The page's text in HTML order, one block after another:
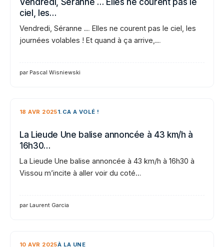
ciel, les…
Vendredi, Séranne … Elles ne courent pas le ciel, les
journées volables ! Et quand à ça arrive,…
par Pascal Wisniewski
18 AVR 20251.CA A VOLÉ !
La Lieude Une balise annoncée à 43 km/h à
16h30…
La Lieude Une balise annoncée à 43 km/h à 16h30 à
Vissou m’incite à aller voir du coté…
par Laurent Garcia
10 AVR 2025À LA UNE